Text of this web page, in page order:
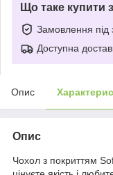
Що таке купити
Замовлення під
Доступна
Опис
Опис
Чохол з покриттям